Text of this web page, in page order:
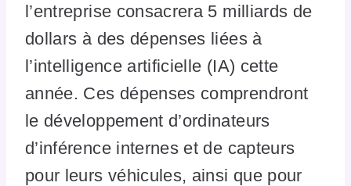
l’entreprise consacrera 5 milliards de
dollars à des dépenses liées à
l’intelligence artificielle (IA) cette
année. Ces dépenses comprendront
le développement d’ordinateurs
d’inférence internes et de capteurs
pour leurs véhicules, ainsi que pour